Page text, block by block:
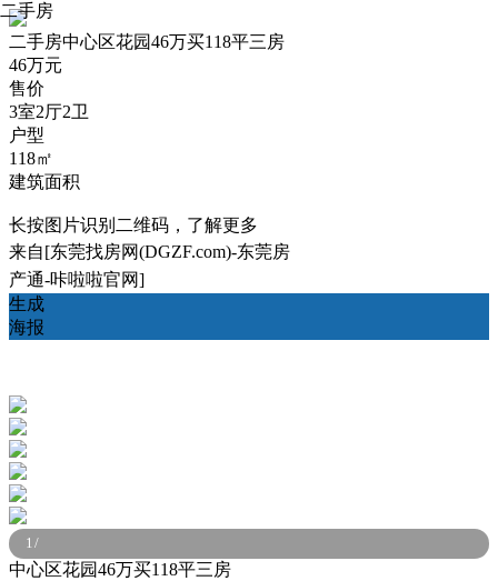
二手房中心区花园46万买118平三房
46万元
售价
3室2厅2卫
户型
118㎡
建筑面积
长按图片识别二维码，了解更多
来自[东莞找房网(DGZF.com)-东莞房
产通-咔啦啦官网]
生成
海报
二手房
1/
中心区花园46万买118平三房